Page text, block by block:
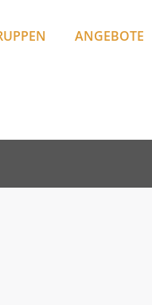
ANGEBOTE